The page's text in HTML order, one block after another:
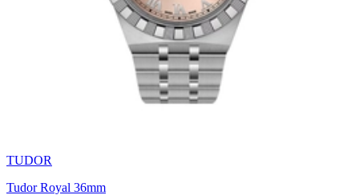
TUDOR
Tudor Royal 36mm